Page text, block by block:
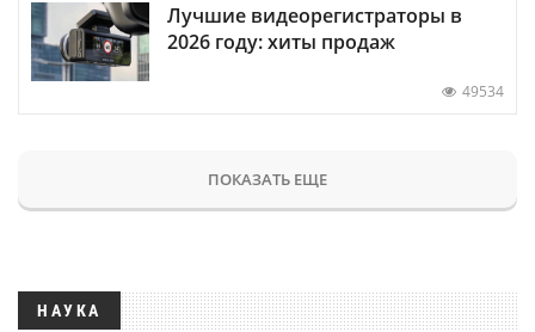
Лучшие видеорегистраторы в
2026 году: хиты продаж
49534
ПОКАЗАТЬ ЕЩЕ
НАУКА